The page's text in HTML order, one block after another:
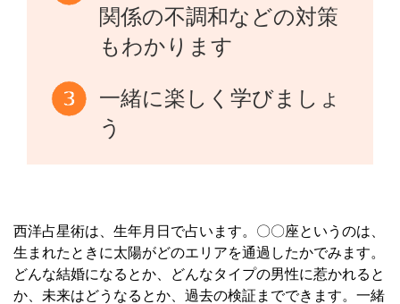
関係の不調和などの対策
もわかります
一緒に楽しく学びましょ
う
西洋占星術は、生年月日で占います。〇〇座というのは、
生まれたときに太陽がどのエリアを通過したかでみます。
どんな結婚になるとか、どんなタイプの男性に惹かれると
か、未来はどうなるとか、過去の検証までできます。一緒